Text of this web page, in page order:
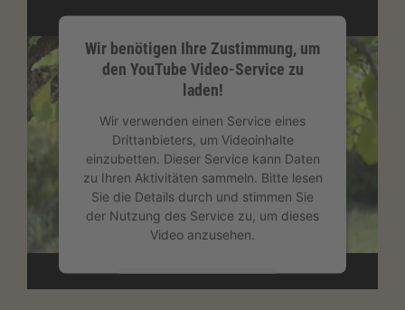
Wir benötigen Ihre Zustimmung, um
den YouTube Video-Service zu
laden!
Wir verwenden einen Service eines
Drittanbieters, um Videoinhalte
einzubetten. Dieser Service kann Daten
zu Ihren Aktivitäten sammeln. Bitte lesen
Sie die Details durch und stimmen Sie
der Nutzung des Service zu, um dieses
Video anzusehen.
Mehr Informationen